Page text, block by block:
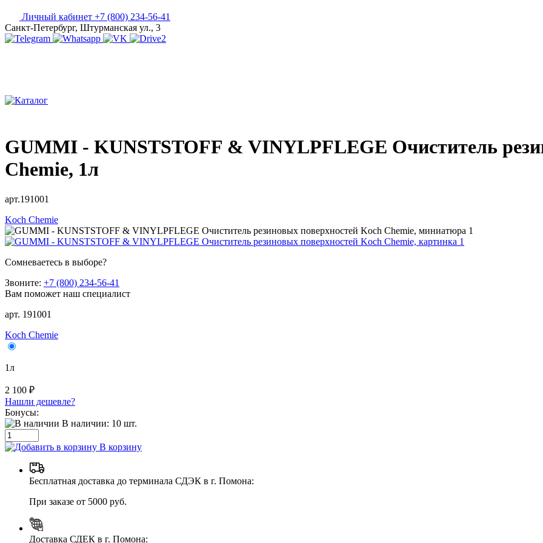
Личный кабинет +7 (800) 234-56-41
Санкт-Петербург, Штурманская ул., 3
GUMMI - KUNSTSTOFF & VINYLPFLEGE Очиститель
Chemie, 1л
арт.191001
Koch Chemie
Сомневаетесь в выборе?
Звоните: +7 (800) 234-56-41
Вам поможет наш специалист
арт. 191001
Koch Chemie
1л
2 100 ₽
Нашли дешевле?
Бонусы:
В наличии: 10 шт.
В корзину
Бесплатная доставка до терминала СДЭК в г. Помона:
При заказе от 5000 руб.
Доставка СДЕК в г. Помона: